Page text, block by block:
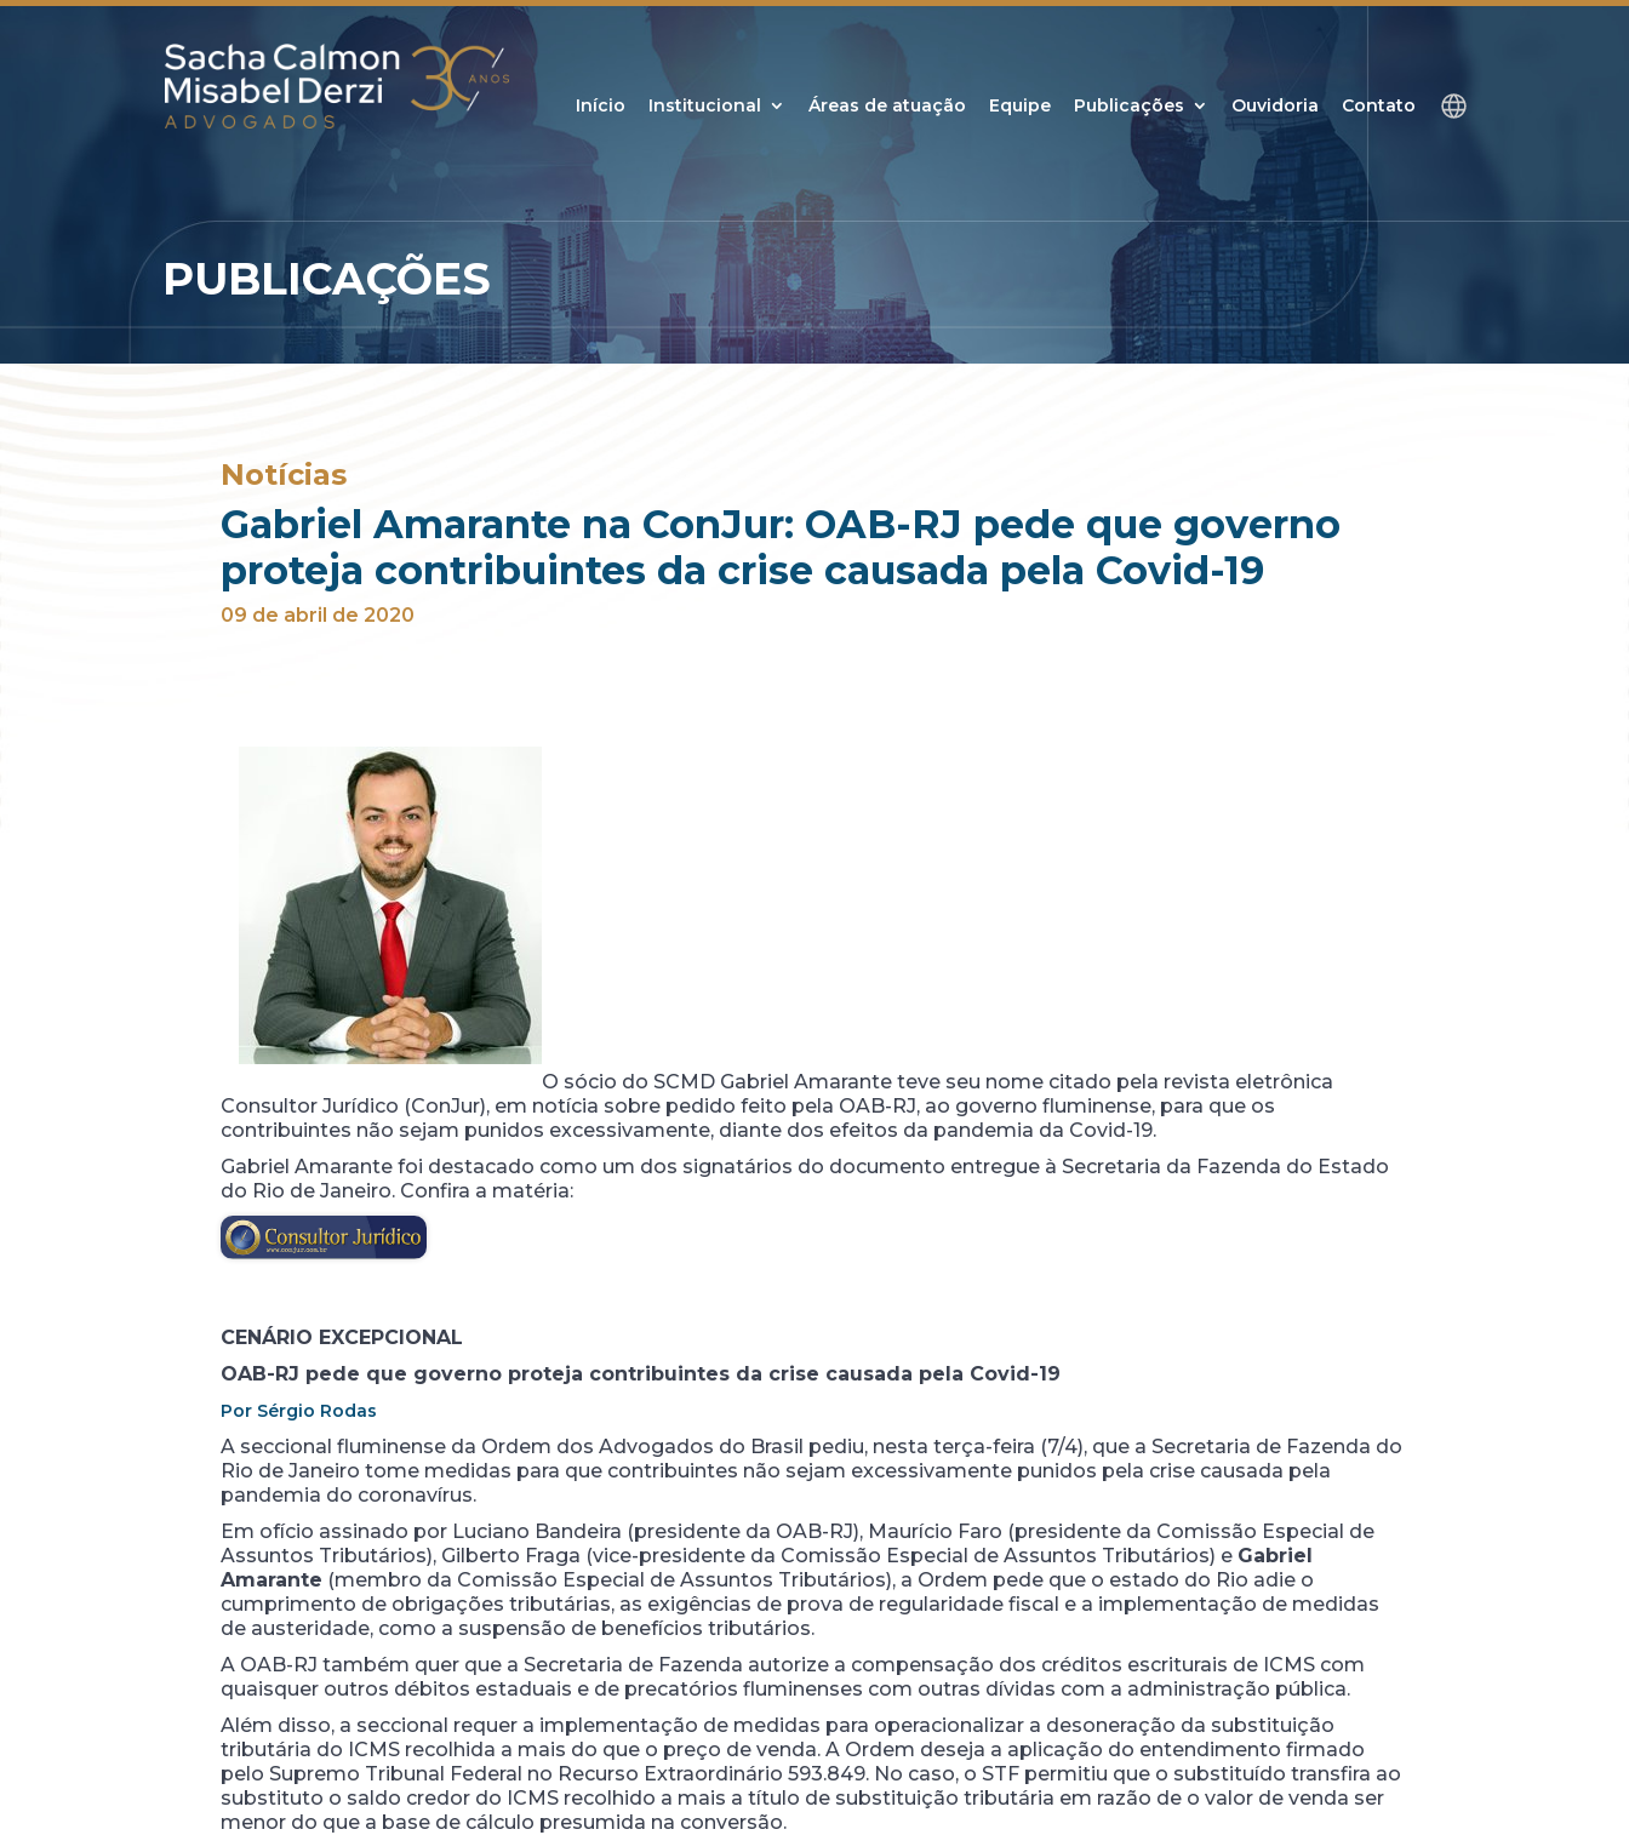
Início Institucional Áreas de atuação Equipe Publicações Ouvidoria Contato
PUBLICAÇÕES
Notícias
Gabriel Amarante na ConJur: OAB-RJ pede que governo
proteja contribuintes da crise causada pela Covid-19
09 de abril de 2020
O sócio do SCMD Gabriel Amarante teve seu nome citado pela revista eletrônica
Consultor Jurídico (ConJur), em notícia sobre pedido feito pela OAB-RJ, ao governo fluminense, para que os
contribuintes não sejam punidos excessivamente, diante dos efeitos da pandemia da Covid-19.
Gabriel Amarante foi destacado como um dos signatários do documento entregue à Secretaria da Fazenda do Estado
do Rio de Janeiro. Confira a matéria:
CENÁRIO EXCEPCIONAL
OAB-RJ pede que governo proteja contribuintes da crise causada pela Covid-19
Por Sérgio Rodas
A seccional fluminense da Ordem dos Advogados do Brasil pediu, nesta terça-feira (7/4), que a Secretaria de Fazenda do
Rio de Janeiro tome medidas para que contribuintes não sejam excessivamente punidos pela crise causada pela
pandemia do coronavírus.
Em ofício assinado por Luciano Bandeira (presidente da OAB-RJ), Maurício Faro (presidente da Comissão Especial de
Assuntos Tributários), Gilberto Fraga (vice-presidente da Comissão Especial de Assuntos Tributários) e Gabriel
Amarante (membro da Comissão Especial de Assuntos Tributários), a Ordem pede que o estado do Rio adie o
cumprimento de obrigações tributárias, as exigências de prova de regularidade fiscal e a implementação de medidas
de austeridade, como a suspensão de benefícios tributários.
A OAB-RJ também quer que a Secretaria de Fazenda autorize a compensação dos créditos escriturais de ICMS com
quaisquer outros débitos estaduais e de precatórios fluminenses com outras dívidas com a administração pública.
Além disso, a seccional requer a implementação de medidas para operacionalizar a desoneração da substituição
tributária do ICMS recolhida a mais do que o preço de venda. A Ordem deseja a aplicação do entendimento firmado
pelo Supremo Tribunal Federal no Recurso Extraordinário 593.849. No caso, o STF permitiu que o substituído transfira ao
substituto o saldo credor do ICMS recolhido a mais a título de substituição tributária em razão de o valor de venda ser
menor do que a base de cálculo presumida na conversão.